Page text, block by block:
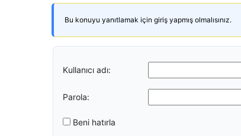
Bu konuyu yanıtlamak için giriş yapmış olmalısınız.
Kullanıcı adı:
Parola:
Beni hatırla